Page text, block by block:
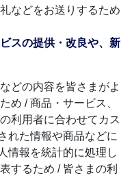
などをお送りするため
スの提供・改良や、新
どの内容を皆さまがよ
め / 商品・サービス、
利用者に合わせてカス
れた情報や商品などに
情報を統計的に処理し
するため / 皆さまの利